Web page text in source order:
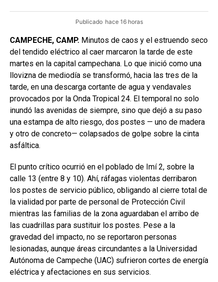
Publicado hace 16 horas
CAMPECHE, CAMP. Minutos de caos y el estruendo seco
del tendido eléctrico al caer marcaron la tarde de este
martes en la capital campechana. Lo que inició como una
llovizna de mediodía se transformó, hacia las tres de la
tarde, en una descarga cortante de agua y vendavales
provocados por la Onda Tropical 24. El temporal no solo
inundó las avenidas de siempre, sino que dejó a su paso
una estampa de alto riesgo, dos postes — uno de madera
y otro de concreto— colapsados de golpe sobre la cinta
asfáltica.
El punto crítico ocurrió en el poblado de Imí 2, sobre la
calle 13 (entre 8 y 10). Ahí, ráfagas violentas derribaron
los postes de servicio público, obligando al cierre total de
la vialidad por parte de personal de Protección Civil
mientras las familias de la zona aguardaban el arribo de
las cuadrillas para sustituir los postes. Pese a la
gravedad del impacto, no se reportaron personas
lesionadas, aunque áreas circundantes a la Universidad
Autónoma de Campeche (UAC) sufrieron cortes de energía
eléctrica y afectaciones en sus servicios.